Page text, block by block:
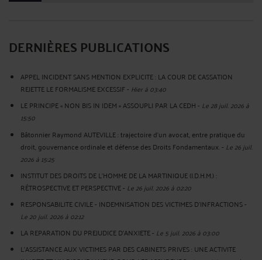
DERNIÈRES PUBLICATIONS
APPEL INCIDENT SANS MENTION EXPLICITE : LA COUR DE CASSATION
REJETTE LE FORMALISME EXCESSIF- Hier à 03:40
LE PRINCIPE « NON BIS IN IDEM » ASSOUPLI PAR LA CEDH- Le 28 juil. 2026 à
15:50
Bâtonnier Raymond AUTEVILLE : trajectoire d’un avocat, entre pratique du
droit, gouvernance ordinale et défense des Droits Fondamentaux.- Le 26 juil.
2026 à 15:25
INSTITUT DES DROITS DE L'HOMME DE LA MARTINIQUE (I.D.H.M.) :
RÉTROSPECTIVE ET PERSPECTIVE- Le 26 juil. 2026 à 02:20
RESPONSABILITE CIVILE - INDEMNISATION DES VICTIMES D'INFRACTIONS-
Le 20 juil. 2026 à 02:12
LA REPARATION DU PREJUDICE D’ANXIETE- Le 5 juil. 2026 à 03:00
L'ASSISTANCE AUX VICTIMES PAR DES CABINETS PRIVES : UNE ACTIVITE